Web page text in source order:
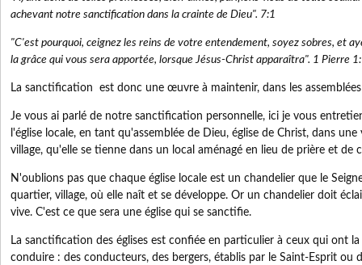
achevant notre sanctification dans la crainte de Dieu". 7:1
"C'est pourquoi, ceignez les reins de votre entendement, soyez sobres, et
la grâce qui vous sera apportée, lorsque Jésus-Christ apparaîtra". 1 Pierre
La sanctification est donc une œuvre à maintenir, dans les assemblées
Je vous ai parlé de notre sanctification personnelle, ici je vous
l'église locale, en tant qu'assemblée de Dieu, église de Christ, dans
village, qu'elle se tienne dans un local aménagé en lieu de prière et de
N'oublions pas que chaque église locale est un chandelier que le
quartier, village, où elle naît et se développe. Or un chandelier doit
vive. C'est ce que sera une église qui se sanctifie.
La sanctification des églises est confiée en particulier à ceux qui ont la
conduire : des conducteurs, des bergers, établis par le Saint-Esprit ou